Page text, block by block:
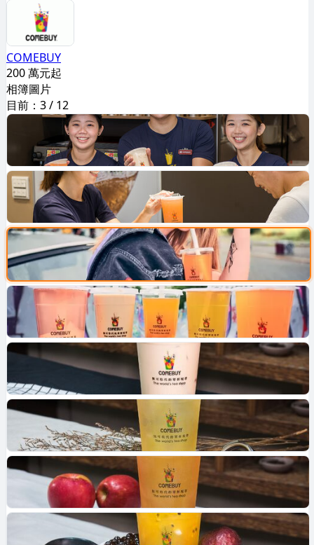
COMEBUY
200 萬元起
相簿圖片
目前： 3/ 12